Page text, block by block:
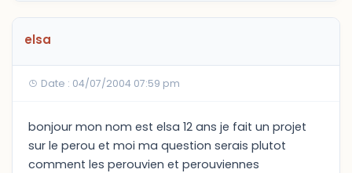
elsa
Date : 04/07/2004 07:59 pm
bonjour mon nom est elsa 12 ans je fait un projet
sur le perou et moi ma question serais plutot
comment les perouvien et perouviennes